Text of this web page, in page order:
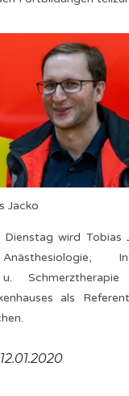
Jacko
wird Tobias
u.
als